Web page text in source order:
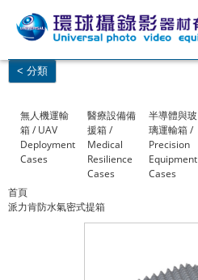
< 分類
無人機運輸
箱 / UAV
Deployment
Cases
醫療設備備
援箱 /
Medical
Resilience
Cases
半導體與玻
璃運輸箱 /
Precision
Equipment
Cases
首頁
派力肯防水氣密式提箱